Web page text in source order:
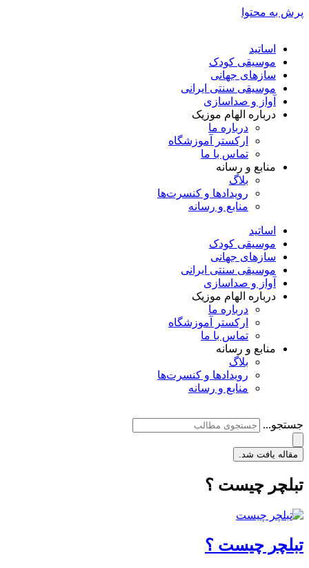
پرش به محتوا
اساتید
موسیقی کودک
سازهای جهانی
موسیقی سنتی ایرانی
آواز و صداسازی
درباره الهام موزیک
درباره ما
ارکستر آموزشگاه
تماس با ما
منابع و رسانه
بلاگ
رویدادها و کنسرت‌ها
منابع و رسانه
اساتید
موسیقی کودک
سازهای جهانی
موسیقی سنتی ایرانی
آواز و صداسازی
درباره الهام موزیک
درباره ما
ارکستر آموزشگاه
تماس با ما
منابع و رسانه
بلاگ
رویدادها و کنسرت‌ها
منابع و رسانه
جستجو...
مقاله یافت شد.
تبلچر چیست ؟
تبلچر چیست ؟